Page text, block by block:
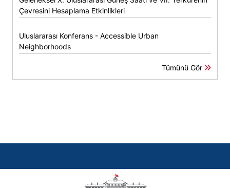
Çevresini Hesaplama Etkinlikleri
Uluslararası Konferans - Accessible Urban
Neighborhoods
Tümünü Gör